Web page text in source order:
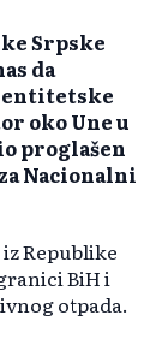
Srpske
da
entitetske
oko Une u
proglašen
Nacionalni
Republike
BiH i
otpada.